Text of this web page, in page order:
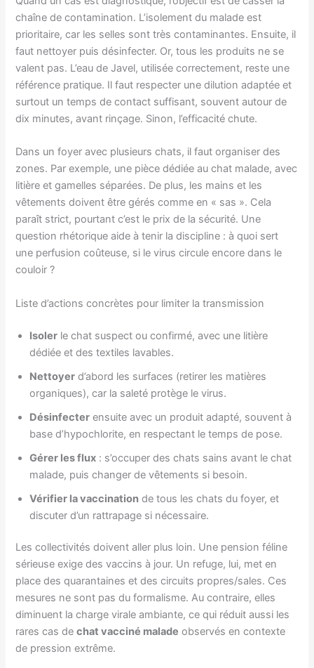
chaîne de contamination. L’isolement du malade est
prioritaire, car les selles sont très contaminantes. Ensuite, il
faut nettoyer puis désinfecter. Or, tous les produits ne se
valent pas. L’eau de Javel, utilisée correctement, reste une
référence pratique. Il faut respecter une dilution adaptée et
surtout un temps de contact suffisant, souvent autour de
dix minutes, avant rinçage. Sinon, l’efficacité chute.
Dans un foyer avec plusieurs chats, il faut organiser des
zones. Par exemple, une pièce dédiée au chat malade, avec
litière et gamelles séparées. De plus, les mains et les
vêtements doivent être gérés comme en « sas ». Cela
paraît strict, pourtant c’est le prix de la sécurité. Une
question rhétorique aide à tenir la discipline : à quoi sert
une perfusion coûteuse, si le virus circule encore dans le
couloir ?
Liste d’actions concrètes pour limiter la transmission
Isoler le chat suspect ou confirmé, avec une litière
dédiée et des textiles lavables.
Nettoyer d’abord les surfaces (retirer les matières
organiques), car la saleté protège le virus.
Désinfecter ensuite avec un produit adapté, souvent à
base d’hypochlorite, en respectant le temps de pose.
Gérer les flux : s’occuper des chats sains avant le chat
malade, puis changer de vêtements si besoin.
Vérifier la vaccination de tous les chats du foyer, et
discuter d’un rattrapage si nécessaire.
Les collectivités doivent aller plus loin. Une pension féline
sérieuse exige des vaccins à jour. Un refuge, lui, met en
place des quarantaines et des circuits propres/sales. Ces
mesures ne sont pas du formalisme. Au contraire, elles
diminuent la charge virale ambiante, ce qui réduit aussi les
rares cas dechat vacciné malade observés en contexte
de pression extrême.